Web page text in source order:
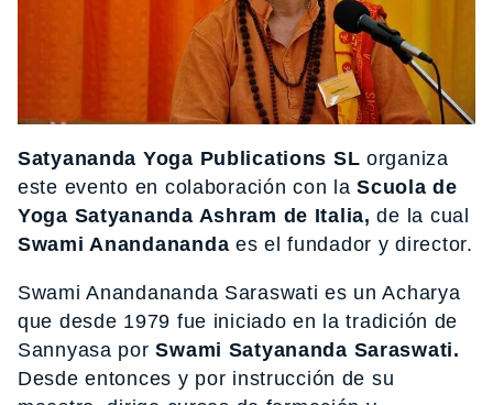
Satyananda Yoga Publications SL organiza
este evento en colaboración con laScuola de
Yoga Satyananda Ashram de Italia, de la cual
Swami Anandananda es el fundador y director.
Swami Anandananda Saraswati es un Acharya
que desde 1979 fue iniciado en la tradición de
Sannyasa porSwami Satyananda Saraswati.
Desde entonces y por instrucción de su